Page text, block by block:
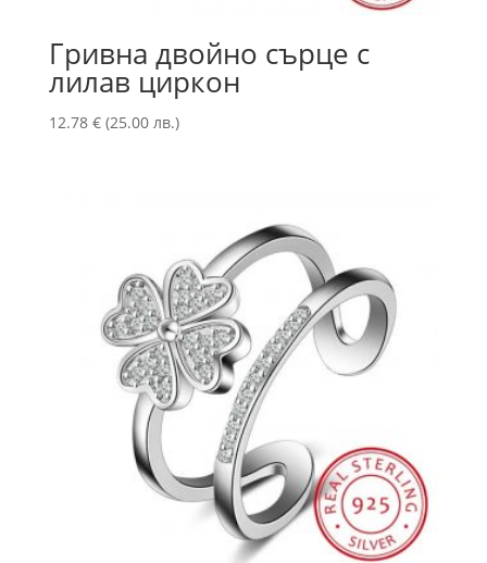
Гривна двойно сърце с
лилав циркон
12.78 € (25.00 лв.)